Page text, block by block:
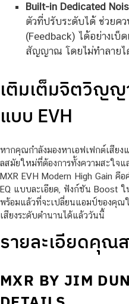
Built-in Dedicated
ตัวที่ปรับระดับได้ ช่วยคว
(Feedback) ได้อย่างเบ็
สัญญาณ โดยไม่ทำลายไ
เติมเต็มจิตวิญ
แบบ EVH
หากคุณกำลังมองหาเอฟเฟกต์เสีย
ลสมัยใหม่ที่ต้องการทั้งความสะใจ
MXR EVH Modern High Gain
EQ แบบละเอียด, ฟังก์ชัน Boost
พร้อมแล้วที่จะเปลี่ยนแอมป์ของคุณ
เสียงระดับตำนานได้แล้ววันนี้
รายละเอียดคุณ
MXR BY JIM